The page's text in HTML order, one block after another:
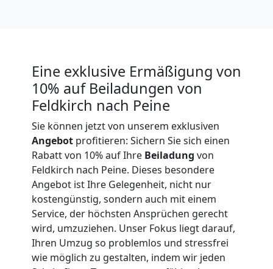
Eine exklusive Ermäßigung von
10% auf Beiladungen von
Feldkirch nach Peine
Sie können jetzt von unserem exklusiven
Angebot profitieren: Sichern Sie sich einen
Rabatt von 10% auf Ihre Beiladung von
Feldkirch nach Peine. Dieses besondere
Angebot ist Ihre Gelegenheit, nicht nur
kostengünstig, sondern auch mit einem
Service, der höchsten Ansprüchen gerecht
wird, umzuziehen. Unser Fokus liegt darauf,
Ihren Umzug so problemlos und stressfrei
wie möglich zu gestalten, indem wir jeden
Tragehilfe
Feldkirch
Kleiner
Umzug
Feldkirch